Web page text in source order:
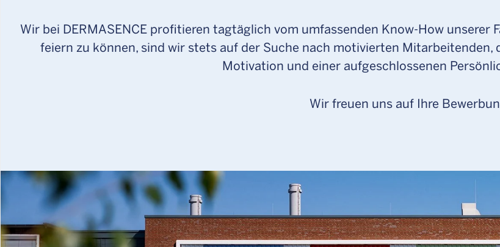
Wir bei DERMASENCE profitieren tagtäglich vom umfassenden Know-How
feiern zu können, sind wir stets auf der Suche nach motivierten Mitarbeitenden,
Motivation und einer aufgeschlossenen
Wir freuen uns auf Ihre